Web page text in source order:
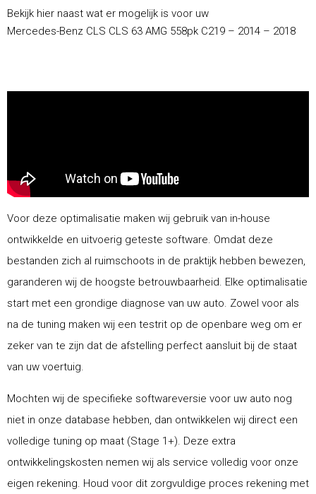
Bekijk hier naast wat er mogelijk is voor uw
Mercedes-Benz CLS CLS 63 AMG 558pk C219 – 2014 – 2018
Voor deze optimalisatie maken wij gebruik van in-house
ontwikkelde en uitvoerig geteste software. Omdat deze
bestanden zich al ruimschoots in de praktijk hebben bewezen,
garanderen wij de hoogste betrouwbaarheid. Elke optimalisatie
start met een grondige diagnose van uw auto. Zowel voor als
na de tuning maken wij een testrit op de openbare weg om er
zeker van te zijn dat de afstelling perfect aansluit bij de staat
van uw voertuig.
Mochten wij de specifieke softwareversie voor uw auto nog
niet in onze database hebben, dan ontwikkelen wij direct een
volledige tuning op maat (Stage 1+). Deze extra
ontwikkelingskosten nemen wij als service volledig voor onze
eigen rekening. Houd voor dit zorgvuldige proces rekening met